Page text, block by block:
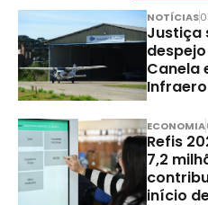
NOTÍCIAS
Justiça
Canela
Infraero
ECONOMIA
Refis
7,2
início